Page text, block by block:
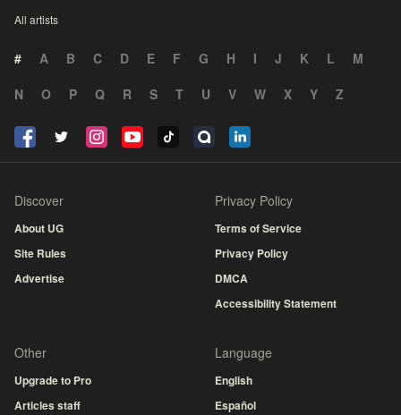
All artists
# A B C D E F G H I J K L
M
N
O P Q R S T U V W X Y Z
Discover
About UG
Site Rules
Advertise
Privacy Policy
Terms of Service
Privacy Policy
DMCA
Accessibility Statement
Other
Upgrade to Pro
Articles staff
Language
English
Español